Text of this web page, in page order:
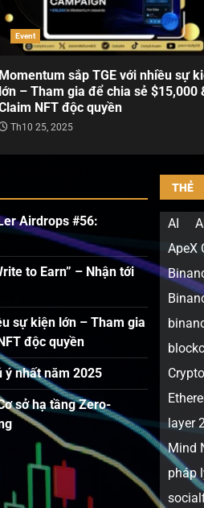
Event
Momentum sắp TGE với nhiều sự
lớn – Tham gia để chia sẻ $15,000
NFT độc quyền
Th10 25, 2025
Airdrops #56:
to Earn” – Nhận tới
sự kiện lớn – Tham gia
độc quyền
ý nhất năm 2025
sở hạ tầng Zero-
THẺ
AI
ApeX
Crypto
layer
Mind
pháp